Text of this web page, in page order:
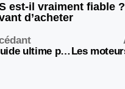
est-il vraiment fiable
d’acheter
Clio 2 : le guide ultime pour choisir le meilleur modèle sans se tromper